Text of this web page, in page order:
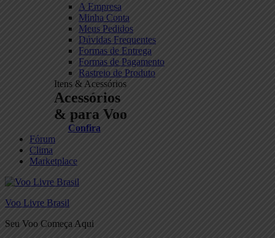
A Empresa
Minha Conta
Meus Pedidos
Dúvidas Frequentes
Formas de Entrega
Formas de Pagamento
Rastreio de Produto
Itens & Acessórios
Acessórios
& para Voo
Confira
Fórum
Clima
Marketplace
Voo Livre Brasil
Seu Voo Começa Aqui